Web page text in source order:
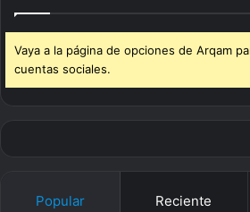
Vaya a la página de opciones de Arqam
cuentas sociales.
Popular Reciente